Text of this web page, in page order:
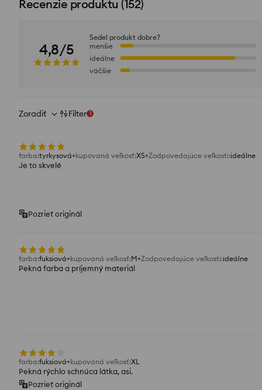
Recenzie produktu (152)
4,8/5
Sedel produkt dobre?
menšie
ideálne
väčšie
Zoradiť Filter 1
farba:tyrkysová kupovaná veľkosť:XS Zodpovedajúce veľkosti:ideálne
Je to skvelé
Pozrieť originál
farba:fuksiová kupovaná veľkosť:M Zodpovedajúce veľkosti:ideálne
Pekná farba a príjemný materiál
farba:fuksiová kupovaná veľkosť:XL
Pekná rýchlo schnúca látka, asi.
Pozrieť originál